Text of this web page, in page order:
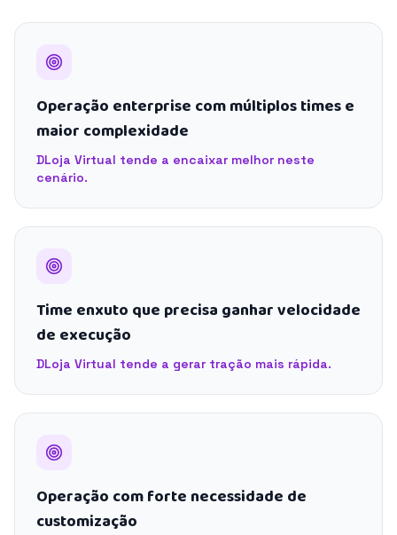
Operação enterprise com múltiplos times e
maior complexidade
DLoja Virtual tende a encaixar melhor neste
cenário.
Time enxuto que precisa ganhar velocidade
de execução
DLoja Virtual tende a gerar tração mais rápida.
Operação com forte necessidade de
customização